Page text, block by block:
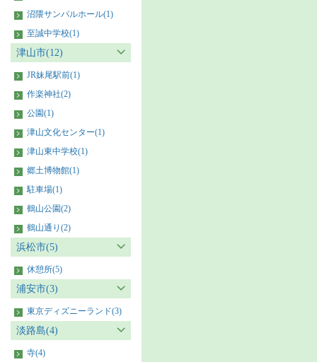
沼隈サンパルホール(1)
至誠中学校(1)
津山市(12)
JR妹尾駅前(1)
作楽神社(2)
公園(1)
津山文化センター(1)
津山東中学校(1)
郷土博物館(1)
駐車場(1)
鶴山公園(2)
鶴山通り(2)
浜松市(5)
休憩所(5)
浦安市(3)
東京ディズニーランド(3)
淡路島(4)
寺(4)